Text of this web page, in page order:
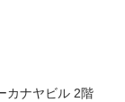
カナヤビル 2階